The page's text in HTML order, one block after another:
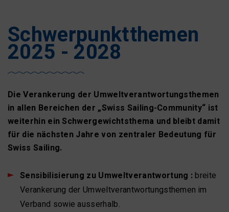
Schwerpunktthemen
2025 - 2028
Die Verankerung der Umweltverantwortungsthemen
in allen Bereichen der „Swiss Sailing-Community“ ist
weiterhin ein Schwergewichtsthema und bleibt damit
für die nächsten Jahre von zentraler Bedeutung für
Swiss Sailing.
Sensibilisierung zu Umweltverantwortung :breite
Verankerung der Umweltverantwortungsthemen im
Verband sowie ausserhalb.